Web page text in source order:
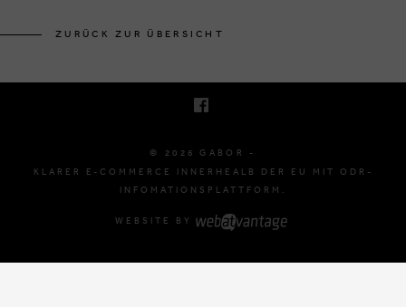
ZURÜCK ZUR ÜBERSICHT
© 2026 GABOR -
KLARER E-COMMERCE INNERHEALB DER EU MIT ODR-
INFOMATIONSPLATTFORM.
WEBSITE BY